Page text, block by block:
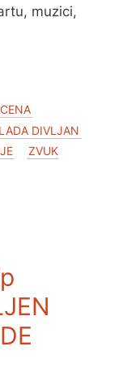
muzici,
DIVLJAN
ZVUK